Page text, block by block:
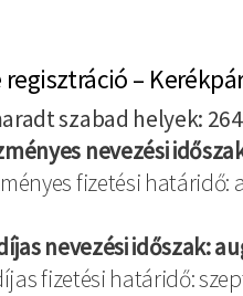
regisztráció –
szabad helyek: 264
nevezési
fizetési határidő:
nevezési időszak:
fizetési határidő: